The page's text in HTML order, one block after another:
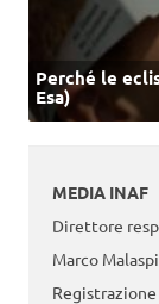
Perché le
Esa)
MEDIA INAF
Direttore
Marco